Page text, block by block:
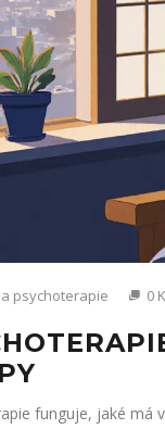
psychoterapie 0
funguje, jaké má